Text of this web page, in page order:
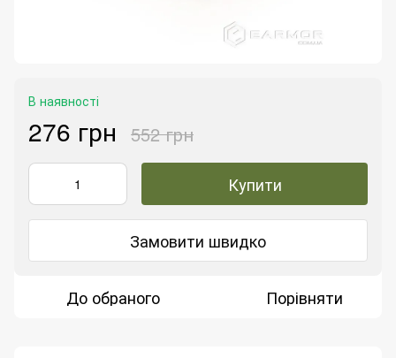
В наявності
276 грн 552 грн
Купити
Замовити швидко
До обраного Порівняти